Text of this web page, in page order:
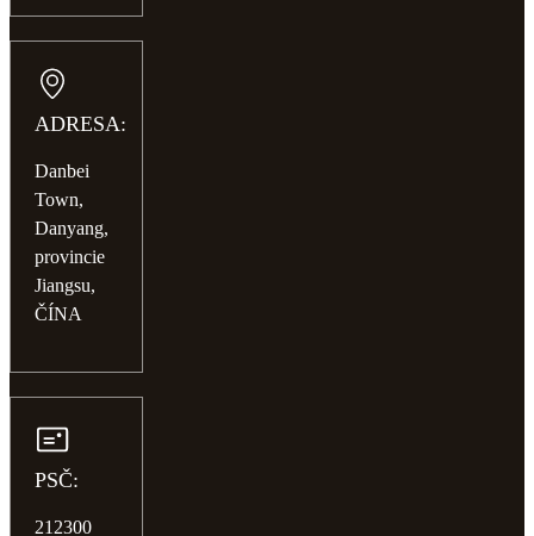
ADRESA:
Danbei
Town,
Danyang,
provincie
Jiangsu,
ČÍNA
PSČ:
212300